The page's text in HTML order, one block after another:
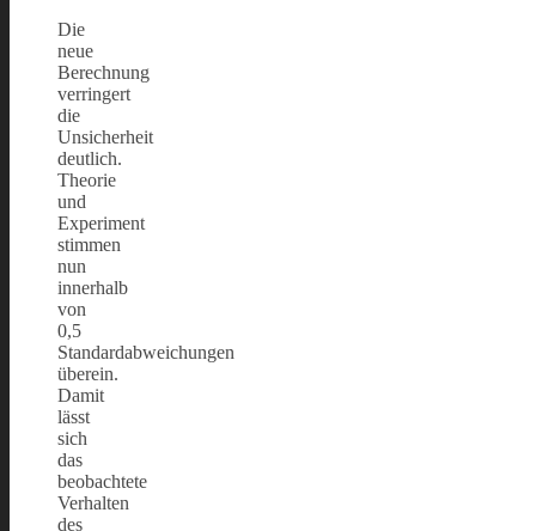
Die
neue
Berechnung
verringert
die
Unsicherheit
deutlich.
Theorie
und
Experiment
stimmen
nun
innerhalb
von
0,5
Standardabweichungen
überein.
Damit
lässt
sich
das
beobachtete
Verhalten
des